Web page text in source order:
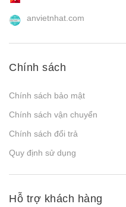
anvietnhat.com
Chính sách
Chính sách bảo mật
Chính sách vận chuyển
Chính sách đổi trả
Quy định sử dụng
Hỗ trợ khách hàng